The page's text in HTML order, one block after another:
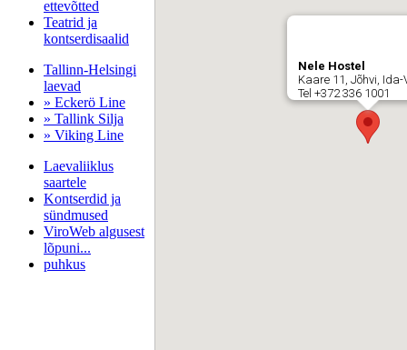
ettevõtted
Teatrid ja
kontserdisaalid
Tallinn-Helsingi
laevad
» Eckerö Line
» Tallink Silja
» Viking Line
Laevaliiklus
saartele
Kontserdid ja
sündmused
ViroWeb algusest
lõpuni...
puhkus
Nele Hostel
Kaare 11, Jõhvi,
Tel +372 336 1001